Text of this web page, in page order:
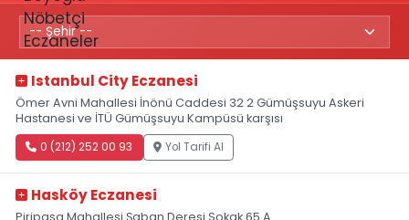
Istanbul City Eczanesi
Ömer Avni Mahallesi İnönü Caddesi 32 2 Gümüşsuyu Askeri
Hastanesi ve İTÜ Gümüşsuyu Kampüsü karşısı
0 (212) 252 00 93 Yol Tarifi Al
Hasköy Eczanesi
Piripaşa Mahallesi Şaban Deresi Sokak 65 A